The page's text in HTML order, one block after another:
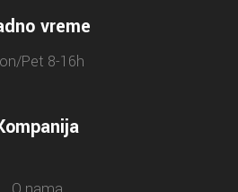
vreme
Pet 8-16h